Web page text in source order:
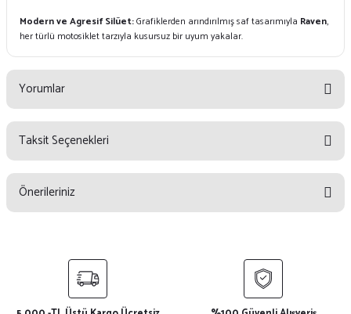
Modern ve Agresif Silüet:Grafiklerden arındırılmış saf tasarımıyla Raven,
her türlü motosiklet tarzıyla kusursuz bir uyum yakalar.
Yorumlar
Yorum Yaz
Taksit Seçenekleri
Önerileriniz
yetersiz gördüğünüz noktaları öneri formunu kullanarak tarafımıza
Görüş ve önerileriniz için teşekkür ederiz.